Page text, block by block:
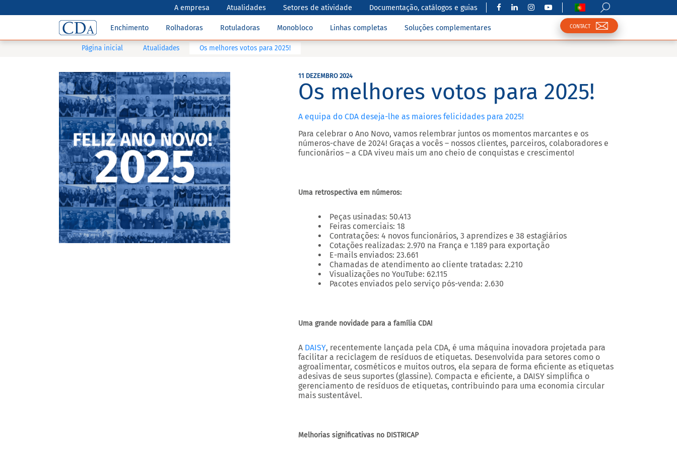
A empresa Atualidades Setores de atividade Documentação, catálogos e guias
Enchimento Rolhadoras Rotuladoras Monobloco Linhas completas Soluções complementares CONTACT
Página inicial Atualidades Os melhores votos para 2025!
11 DEZEMBRO 2024
Os melhores votos para 2025!
A equipa do CDA deseja-lhe as maiores felicidades para 2025!
Para celebrar o Ano Novo, vamos relembrar juntos os momentos marcantes e os
números-chave de 2024! Graças a vocês – nossos clientes, parceiros, colaboradores e
funcionários – a CDA viveu mais um ano cheio de conquistas e crescimento!
Uma retrospectiva em números:
Peças usinadas: 50.413
Feiras comerciais: 18
Contratações: 4 novos funcionários, 3 aprendizes e 38 estagiários
Cotações realizadas: 2.970 na França e 1.189 para exportação
E-mails enviados: 23.661
Chamadas de atendimento ao cliente tratadas: 2.210
Visualizações no YouTube: 62.115
Pacotes enviados pelo serviço pós-venda: 2.630
Uma grande novidade para a família CDA!
A DAISY, recentemente lançada pela CDA, é uma máquina inovadora projetada para
facilitar a reciclagem de resíduos de etiquetas. Desenvolvida para setores como o
agroalimentar, cosméticos e muitos outros, ela separa de forma eficiente as etiquetas
adesivas de seus suportes (glassine). Compacta e eficiente, a DAISY simplifica o
gerenciamento de resíduos de etiquetas, contribuindo para uma economia circular
mais sustentável.
Melhorias significativas no DISTRICAP